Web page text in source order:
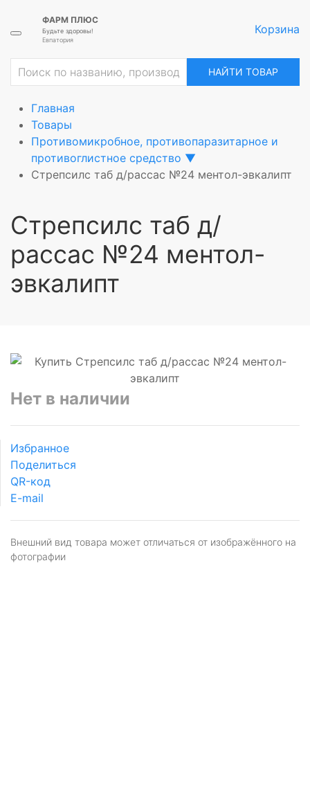
ФАРМ ПЛЮС
Будьте здоровы!
Евпатория
Корзина
НАЙТИ ТОВАР
Главная
Товары
Противомикробное, противопаразитарное и
противоглистное средство ▼
Стрепсилс таб д/рассас №24 ментол-эвкалипт
Стрепсилс таб д/
рассас №24 ментол-
эвкалипт
Нет в наличии
Избранное
Поделиться
QR-код
E-mail
Внешний вид товара может отличаться от изображённого на
фотографии